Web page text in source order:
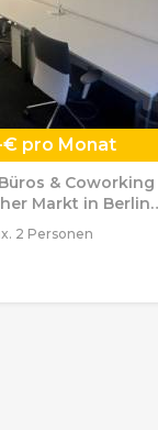
€ pro Monat
& Coworking
Markt in Berlin-
2 Personen